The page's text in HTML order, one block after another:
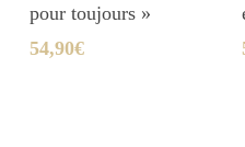
pour toujours »
54,90€